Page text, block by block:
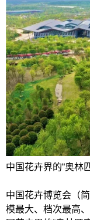
中国花卉界的“奥林
中国花卉博览会（
模最大、档次最高